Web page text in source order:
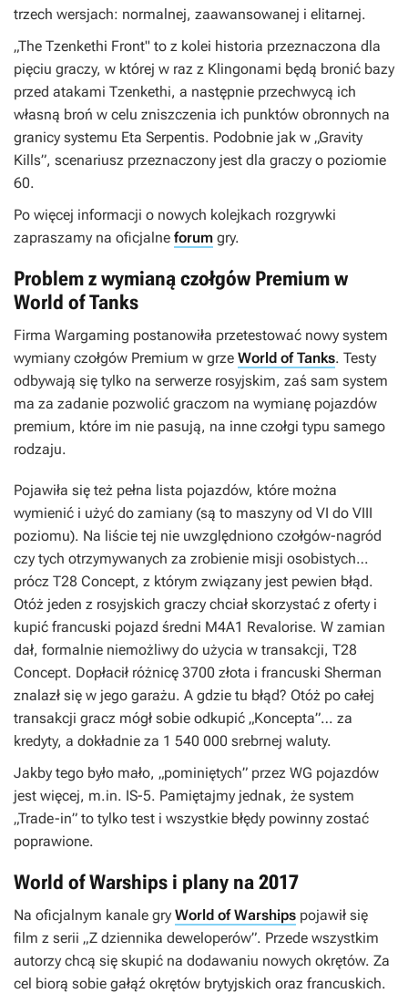
trzech wersjach: normalnej, zaawansowanej i elitarnej.
„The Tzenkethi Front" to z kolei historia przeznaczona dla
pięciu graczy, w której w raz z Klingonami będą bronić bazy
przed atakami Tzenkethi, a następnie przechwycą ich
własną broń w celu zniszczenia ich punktów obronnych na
granicy systemu Eta Serpentis. Podobnie jak w „Gravity
Kills”, scenariusz przeznaczony jest dla graczy o poziomie
60.
Po więcej informacji o nowych kolejkach rozgrywki
zapraszamy na oficjalne forum gry.
Problem z wymianą czołgów Premium w
World of Tanks
Firma Wargaming postanowiła przetestować nowy system
wymiany czołgów Premium w grze World of Tanks. Testy
odbywają się tylko na serwerze rosyjskim, zaś sam system
ma za zadanie pozwolić graczom na wymianę pojazdów
premium, które im nie pasują, na inne czołgi typu samego
rodzaju.
Pojawiła się też pełna lista pojazdów, które można
wymienić i użyć do zamiany (są to maszyny od VI do VIII
poziomu). Na liście tej nie uwzględniono czołgów-nagród
czy tych otrzymywanych za zrobienie misji osobistych…
prócz T28 Concept, z którym związany jest pewien błąd.
Otóż jeden z rosyjskich graczy chciał skorzystać z oferty i
kupić francuski pojazd średni M4A1 Revalorise. W zamian
dał, formalnie niemożliwy do użycia w transakcji, T28
Concept. Dopłacił różnicę 3700 złota i francuski Sherman
znalazł się w jego garażu. A gdzie tu błąd? Otóż po całej
transakcji gracz mógł sobie odkupić „Koncepta”… za
kredyty, a dokładnie za 1 540 000 srebrnej waluty.
Jakby tego było mało, „pominiętych” przez WG pojazdów
jest więcej, m.in. IS-5. Pamiętajmy jednak, że system
„Trade-in” to tylko test i wszystkie błędy powinny zostać
poprawione.
World of Warships i plany na 2017
Na oficjalnym kanale gry World of Warships pojawił się
film z serii „Z dziennika deweloperów”. Przede wszystkim
autorzy chcą się skupić na dodawaniu nowych okrętów. Za
cel biorą sobie gałąź okrętów brytyjskich oraz francuskich.